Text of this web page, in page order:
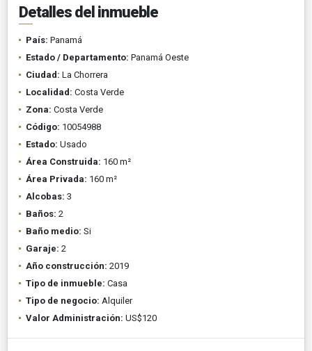
Detalles del inmueble
País: Panamá
Estado / Departamento: Panamá Oeste
Ciudad: La Chorrera
Localidad: Costa Verde
Zona: Costa Verde
Código: 10054988
Estado: Usado
Área Construida: 160 m²
Área Privada: 160 m²
Alcobas: 3
Baños: 2
Baño medio: Si
Garaje: 2
Año construcción: 2019
Tipo de inmueble: Casa
Tipo de negocio: Alquiler
Valor Administración: US$120